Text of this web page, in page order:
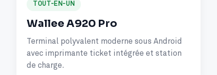
TOUT-EN-UN
Wallee A920 Pro
Terminal polyvalent moderne sous Android
avec imprimante ticket intégrée et station
de charge.